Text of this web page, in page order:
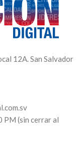
12A. San Salvador
PM (sin cerrar al